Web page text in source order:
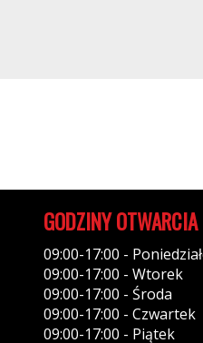
GODZINY OTWARCIA
09:00-17:00 -
09:00-17:00 - Wtorek
09:00-17:00 - Środa
09:00-17:00 - Czwartek
09:00-17:00 - Piątek